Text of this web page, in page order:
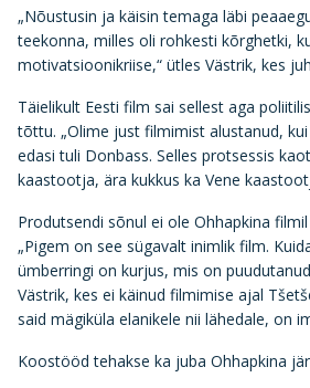
„Nõustusin ja käisin temaga läbi
teekonna, milles oli rohkesti kõrghetki,
motivatsioonikriise,“ ütles Västrik, kes
Täielikult Eesti film sai sellest aga
tõttu. „Olime just filmimist alustanud,
edasi tuli Donbass. Selles protsessis
kaastootja, ära kukkus ka Vene
Produtsendi sõnul ei ole Ohhapkina
„Pigem on see sügavalt inimlik film.
ümberringi on kurjus, mis on
Västrik, kes ei käinud filmimise ajal
said mägiküla elanikele nii lähedale, on
Koostööd tehakse ka juba Ohhapkina